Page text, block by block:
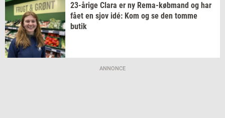
23-​årige Clara er ny Rema-​købmand og har
fået en sjov idé: Kom og se den tomme
butik
ANNONCE